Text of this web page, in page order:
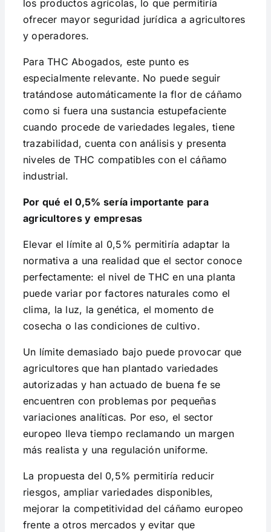
los productos agrícolas, lo que permitiría
ofrecer mayor seguridad jurídica a agricultores
y operadores.
Para THC Abogados, este punto es
especialmente relevante. No puede seguir
tratándose automáticamente la flor de cáñamo
como si fuera una sustancia estupefaciente
cuando procede de variedades legales, tiene
trazabilidad, cuenta con análisis y presenta
niveles de THC compatibles con el cáñamo
industrial.
Por qué el 0,5% sería importante para
agricultores y empresas
Elevar el límite al 0,5% permitiría adaptar la
normativa a una realidad que el sector conoce
perfectamente: el nivel de THC en una planta
puede variar por factores naturales como el
clima, la luz, la genética, el momento de
cosecha o las condiciones de cultivo.
Un límite demasiado bajo puede provocar que
agricultores que han plantado variedades
autorizadas y han actuado de buena fe se
encuentren con problemas por pequeñas
variaciones analíticas. Por eso, el sector
europeo lleva tiempo reclamando un margen
más realista y una regulación uniforme.
La propuesta del 0,5% permitiría reducir
riesgos, ampliar variedades disponibles,
mejorar la competitividad del cáñamo europeo
frente a otros mercados y evitar que